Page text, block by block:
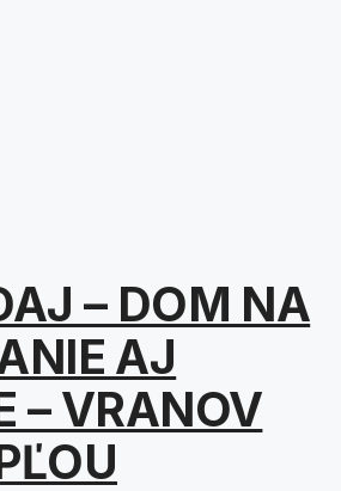
– DOM NA
AJ
– VRANOV